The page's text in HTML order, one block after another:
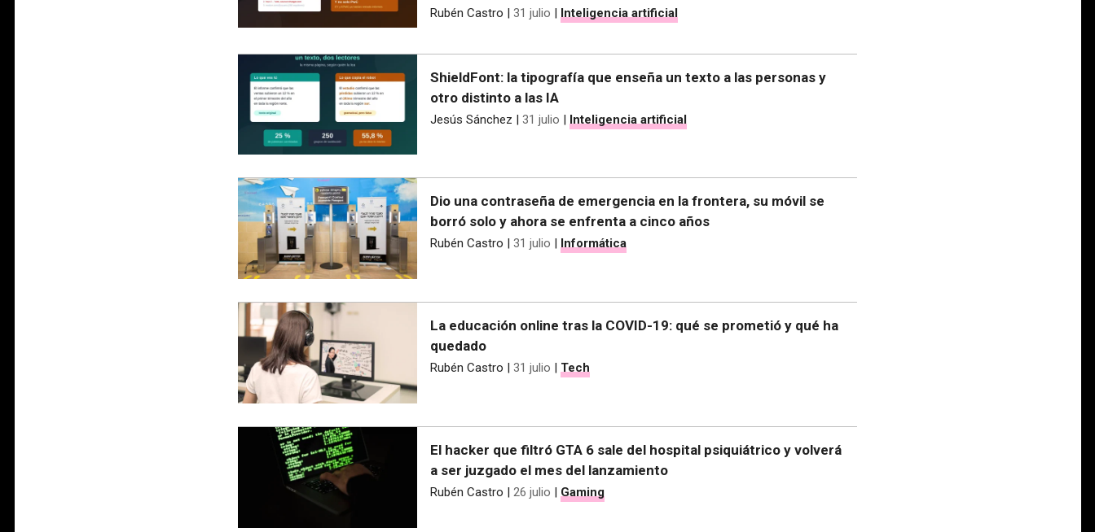
Rubén Castro | 31 julio | Inteligencia artificial
ShieldFont: la tipografía que enseña un texto a las personas y
otro distinto a las IA
Jesús Sánchez | 31 julio | Inteligencia artificial
Dio una contraseña de emergencia en la frontera, su móvil se
borró solo y ahora se enfrenta a cinco años
Rubén Castro | 31 julio | Informática
La educación online tras la COVID-19: qué se prometió y qué ha
quedado
Rubén Castro | 31 julio | Tech
El hacker que filtró GTA 6 sale del hospital psiquiátrico y volverá
a ser juzgado el mes del lanzamiento
Rubén Castro | 26 julio | Gaming